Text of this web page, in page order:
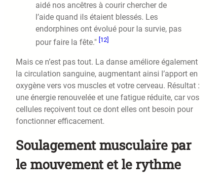
aidé nos ancêtres à courir chercher de
l’aide quand ils étaient blessés. Les
endorphines ont évolué pour la survie, pas
pour faire la fête." [12]
Mais ce n’est pas tout. La danse améliore également
la circulation sanguine, augmentant ainsi l’apport en
oxygène vers vos muscles et votre cerveau. Résultat :
une énergie renouvelée et une fatigue réduite, car vos
cellules reçoivent tout ce dont elles ont besoin pour
fonctionner efficacement.
Soulagement musculaire par
le mouvement et le rythme